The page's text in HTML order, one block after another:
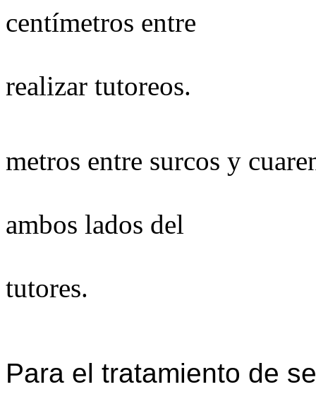
centímetros entre
realizar tutoreos.
metros entre surcos y
ambos lados del
tutores.
Para el tratamiento de